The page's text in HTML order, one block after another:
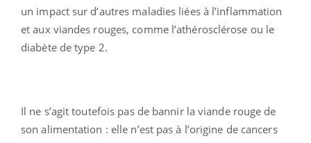
un impact sur d’autres maladies liées à l’inflammation
et aux viandes rouges, comme l’athérosclérose ou le
diabète de type 2.
Il ne s’agit toutefois pas de bannir la viande rouge de
son alimentation : elle n’est pas à l’origine de cancers